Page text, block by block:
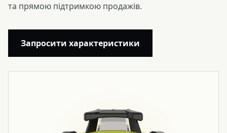
та прямою підтримкою продажів.
Запросити характеристики